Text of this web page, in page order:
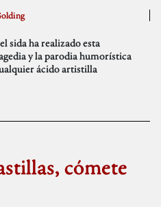
sida ha realizado esta
y la parodia humorística
ácido artistilla
cómete